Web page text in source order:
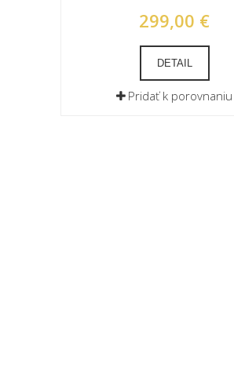
299,00 €
DETAIL
Pridať k porovnaniu